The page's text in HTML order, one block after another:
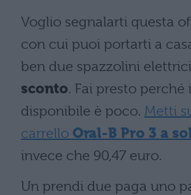
Voglio segnalarti questa
con cui puoi portarti a
ben due spazzolini
sconto. Fai presto perché
disponibile è poco. Metti
carrello Oral-B Pro 3 a
invece che 90,47 euro.
Un prendi due paga uno